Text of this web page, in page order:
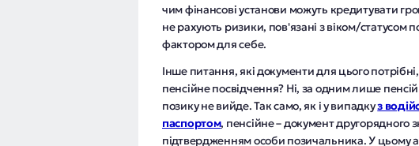
чим фінансові установи можуть кредитувати
не рахують ризики, пов'язані з віком/
фактором для себе.
Інше питання, які документи для цього
пенсійне посвідчення? Ні, за одним лише
позику не вийде. Так само, як і у випадкуз
паспортом, пенсійне – документ другорядного
підтвердженням особи позичальника. У